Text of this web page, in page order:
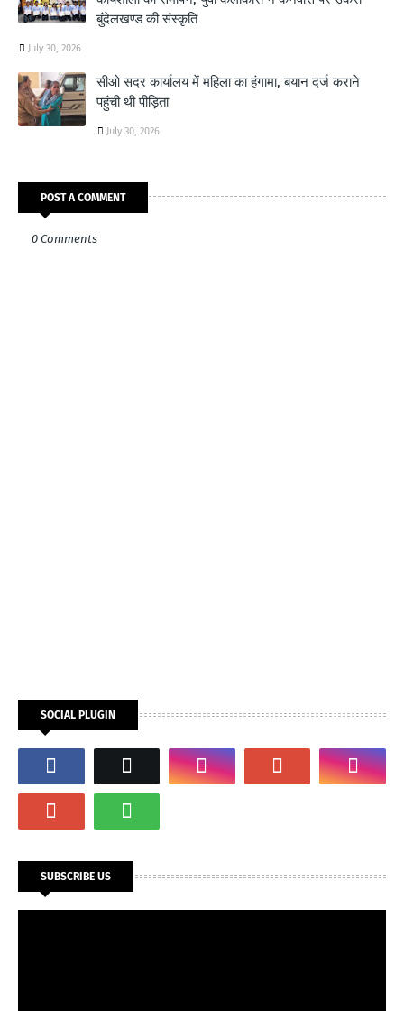
बुंदेलखण्ड की संस्कृति
July 30, 2026
सीओ सदर कार्यालय में महिला का हंगामा, बयान दर्ज कराने
पहुंची थी पीड़िता
July 30, 2026
POST A COMMENT
0 Comments
SOCIAL PLUGIN
SUBSCRIBE US